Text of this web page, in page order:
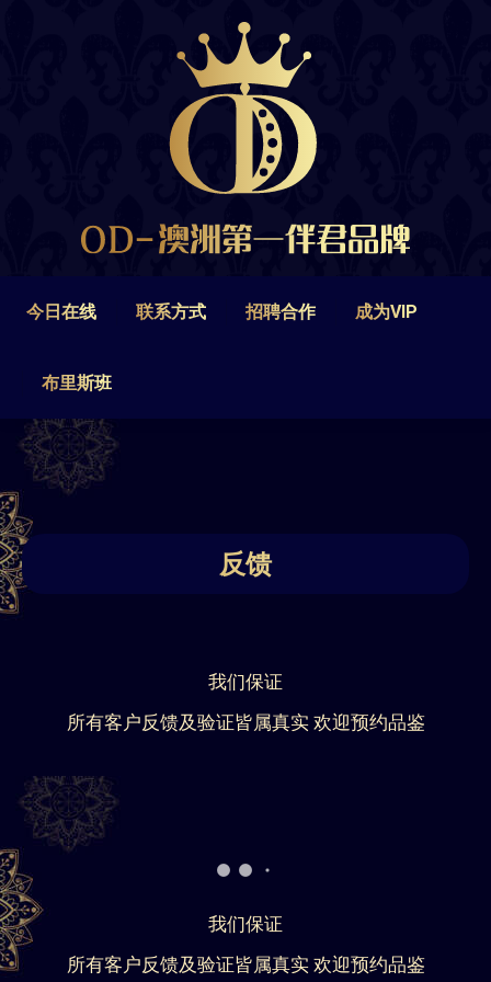
今日在线 联系方式 招聘合作 成为VIP
布里斯班
反馈
我们保证
所有客户反馈及验证皆属真实 欢迎预约品鉴
我们保证
所有客户反馈及验证皆属真实 欢迎预约品鉴
联系方式 招聘合作
布里斯班